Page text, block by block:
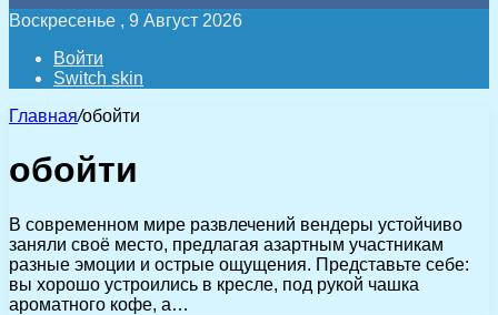
Воскресенье , 9 Август 2026
Войти
Switch skin
Главная/обойти
обойти
В современном мире развлечений вендеры устойчиво
заняли своё место, предлагая азартным участникам
разные эмоции и острые ощущения. Представьте себе:
вы хорошо устроились в кресле, под рукой чашка
ароматного кофе, а…